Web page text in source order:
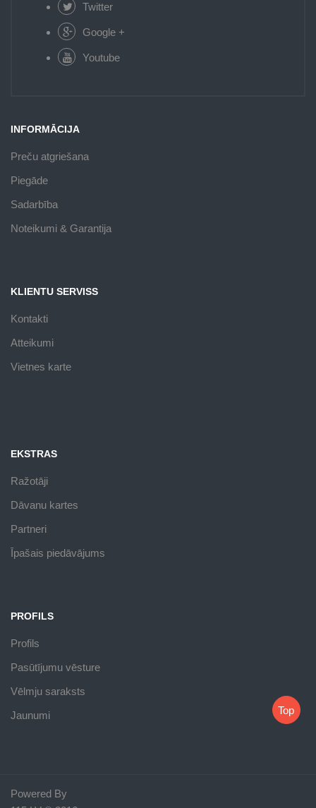
Twitter
Google +
Youtube
INFORMĀCIJA
Preču atgriešana
Piegāde
Sadarbība
Noteikumi & Garantija
KLIENTU SERVISS
Kontakti
Atteikumi
Vietnes karte
EKSTRAS
Ražotāji
Dāvanu kartes
Partneri
Īpašais piedāvājums
PROFILS
Profils
Pasūtījumu vēsture
Vēlmju saraksts
Jaunumi
Top
Powered By